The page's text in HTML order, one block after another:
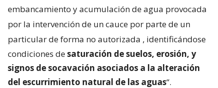
embancamiento y acumulación de agua provocada
por la intervención de un cauce por parte de un
particular de forma no autorizada , identificándose
condiciones desaturación de suelos, erosión, y
signos de socavación asociados a la alteración
del escurrimiento natural de las aguas“.